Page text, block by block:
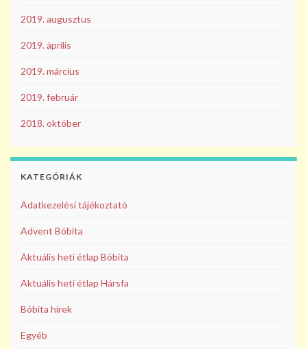
2019. augusztus
2019. április
2019. március
2019. február
2018. október
KATEGÓRIÁK
Adatkezelési tájékoztató
Advent Bóbita
Aktuális heti étlap Bóbita
Aktuális heti étlap Hársfa
Bóbita hírek
Egyéb